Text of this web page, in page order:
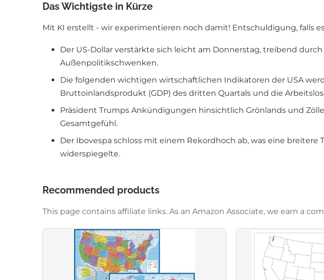
Das Wichtigste in Kürze
Mit KI erstellt - wir experimentieren noch damit! Entschuldigung, falls
Der US-Dollar verstärkte sich leicht am Donnerstag, treibend
Außenpolitikschwenken.
Die folgenden wichtigen wirtschaftlichen Indikatoren der USA
Bruttoinlandsprodukt (GDP) des dritten Quartals und die
Präsident Trumps Ankündigungen hinsichtlich Grönlands und
Gesamtgefühl.
Der Ibovespa schloss mit einem Rekordhoch ab, was eine
widerspiegelte.
Recommended products
This page contains affiliate links. As an Amazon Associate, we earn a